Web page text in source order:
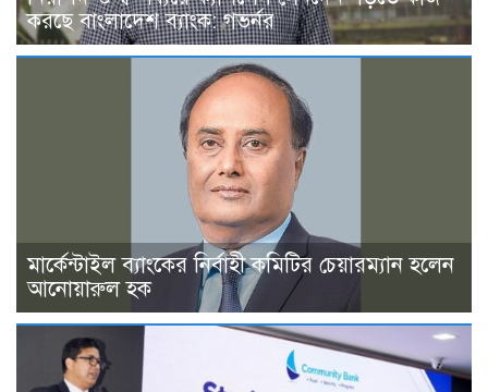
করছে বাংলাদেশ ব্যাংক: গভর্নর
মার্কেন্টাইল ব্যাংকের নির্বাহী কমিটির চেয়ারম্যান হলেন
আনোয়ারুল হক